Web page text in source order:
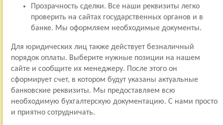
Прозрачность сделки. Все наши реквизиты легко
проверить на сайтах государственных органов и в
банке. Мы оформляем необходимые документы.
Для юридических лиц также действует безналичный
порядок оплаты. Выберите нужные позиции на нашем
сайте и сообщите их менеджеру. После этого он
сформирует счет, в котором будут указаны актуальные
банковские реквизиты. Мы предоставляем всю
необходимую бухгалтерскую документацию. С нами просто
и приятно сотрудничать.